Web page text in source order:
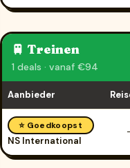
🚆 Treinen
1 deals · vanaf €94
Aanbieder
⭐ Goedkoopst
NS International